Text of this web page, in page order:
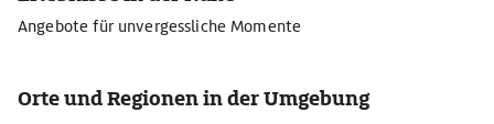
Angebote für unvergessliche Momente
Orte und Regionen in der Umgebung